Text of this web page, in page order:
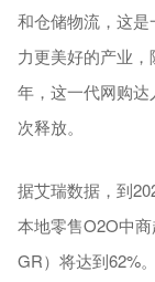
和仓储物流，这
力更美好的产业
年，这一代网购
次释放。
据艾瑞数据，到
本地零售O2O中
GR）将达到62%。